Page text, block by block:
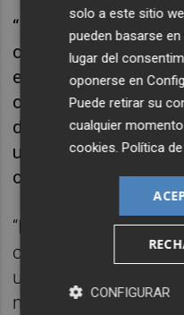
“Es difícil que se
cuarto en el que
equipo está
conocernos. No nos
de boca y es una
un paso adelante en
construir y ser”,
“Llegamos justos y
con tres partidos,
una mentalidad
mañana el equipo
solo a este sitio
pueden basarse
lugar del
oponerse en
Puede retirar su
cualquier
cookies .Política
CONFIGURAR